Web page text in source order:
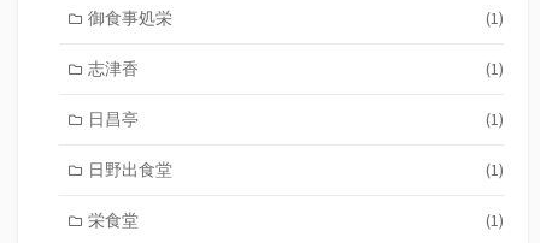
御食事処栄 (1)
志津香 (1)
日昌亭 (1)
日野出食堂 (1)
栄食堂 (1)